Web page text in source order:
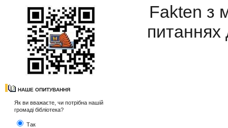
НАШЕ ОПИТУВАННЯ
Як ви вважаєте, чи потрібна нашій
громаді бібліотека?
Так
Fakten з
питаннях